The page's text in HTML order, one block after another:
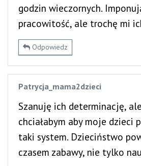
godzin wieczornych.
pracowitość, ale trochę mi
Odpowiedz
Patrycja_mama2dzieci
Szanuję ich determinację,
chciałabym aby moje dzieci
taki system. Dzieciństwo
czasem zabawy, nie tylko